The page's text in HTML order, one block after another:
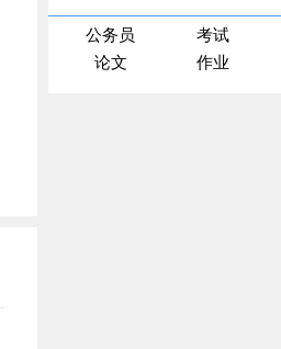
公务员 考试
论文
作业